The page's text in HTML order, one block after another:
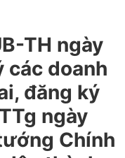
TH ngày
các doanh
đăng ký
ngày
Chính